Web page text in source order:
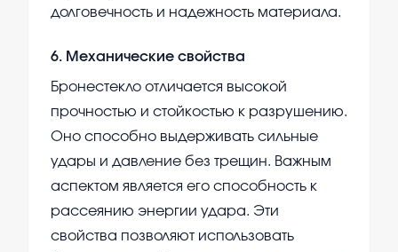
долговечность и надежность материала.
6. Механические свойства
Бронестекло отличается высокой
прочностью и стойкостью к разрушению.
Оно способно выдерживать сильные
удары и давление без трещин. Важным
аспектом является его способность к
рассеянию энергии удара. Эти
свойства позволяют использовать